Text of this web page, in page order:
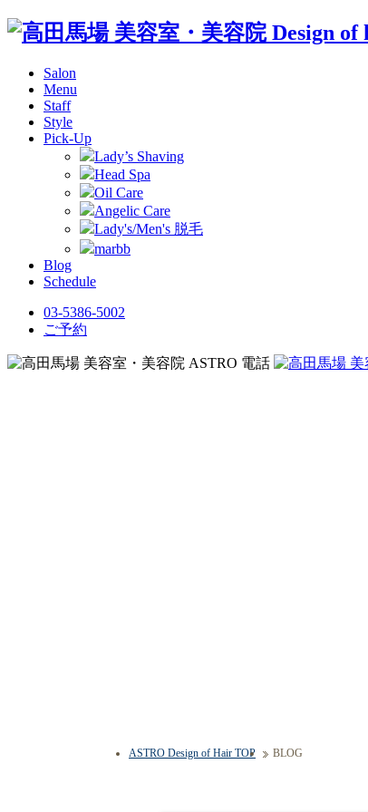
Salon
Menu
Staff
Style
Pick-Up
Lady’s Shaving
Head Spa
Oil Care
Angelic Care
Lady's/Men's 脱毛
marbb
Blog
Schedule
03-5386-5002
ご予約
ASTRO Design of Hair TOP BLOG